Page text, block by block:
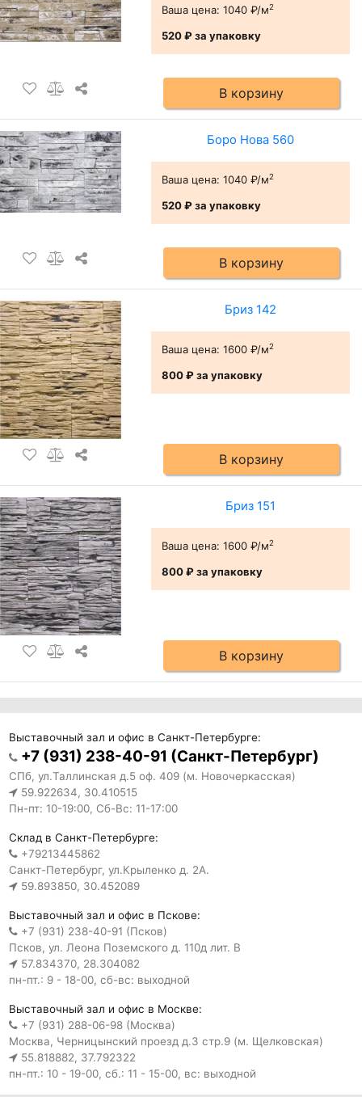
Ваша цена: 1040 ₽/м2
520 ₽за упаковку
В корзину
Боро Нова 560
Ваша цена: 1040 ₽/м2
520 ₽за упаковку
В корзину
Бриз 142
Ваша цена: 1600 ₽/м2
800 ₽за упаковку
В корзину
Бриз 151
Ваша цена: 1600 ₽/м2
800 ₽за упаковку
В корзину
Выставочный зал и офис в Санкт-Петербурге:
+7 (931) 238-40-91 (Санкт-Петербург)
СПб, ул.Таллинская д.5 оф. 409 (м. Новочеркасская)
59.922634, 30.410515
Пн-пт: 10-19:00, Сб-Вс: 11-17:00
Склад в Санкт-Петербурге:
+79213445862
Санкт-Петербург, ул.Крыленко д. 2А.
59.893850, 30.452089
Выставочный зал и офис в Пскове:
+7 (931) 238-40-91 (Псков)
Псков, ул. Леона Поземского д. 110д лит. В
57.834370, 28.304082
пн-пт.: 9 - 18-00, сб-вс: выходной
Выставочный зал и офис в Москве:
+7 (931) 288-06-98 (Москва)
Москва, Черницынский проезд д.3 стр.9 (м. Щелковская)
55.818882, 37.792322
пн-пт.: 10 - 19-00, сб.: 11 - 15-00, вс: выходной